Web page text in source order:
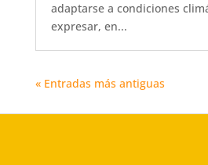
adaptarse a condiciones
expresar, en...
« Entradas más antiguas